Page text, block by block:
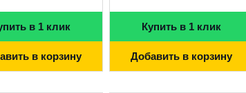
в 1 клик
в корзину
Купить в 1 клик
Добавить в корзину